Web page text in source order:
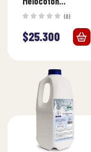
2000ml
(0)
$25.300